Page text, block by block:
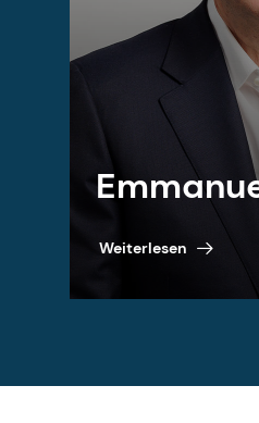
Weiterlesen